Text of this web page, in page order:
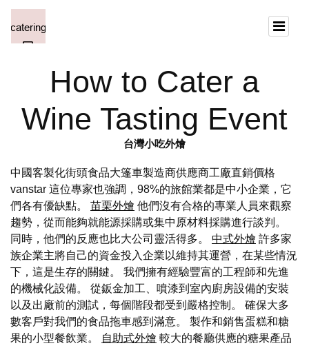
How to Cater a
Wine Tasting Event
台灣小吃外燴
中國客製化街頭食品大篷車製造商供應商工廠直銷價格
vanstar 這位專家也強調，98%的旅館業都是中小企業，它
們各有優缺點。 苗栗外燴 他們沒有合格的專業人員來觀察
趨勢，從而能夠就能源採購或集中原材料採購進行談判。
同時，他們的反應也比大公司靈活得多。 中式外燴 許多家
族企業主將自己的資金投入企業以維持其運營，在某些情況
下，這是生存的關鍵。 我們擁有經驗豐富的工程師和先進
的機械化設備。 從鈑金加工、噴漆到室內廚房設備的安裝
以及出廠前的測試，每個階段都受到嚴格控制。 確保大多
數客戶對我們的食品拖車感到滿意。 製作和銷售蛋糕和糖
果的小型餐飲業。
自助式外燴 較大的餐廳供應的糖果產品